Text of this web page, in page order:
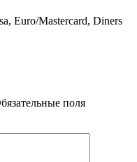
Euro/Mastercard, Diners
поля